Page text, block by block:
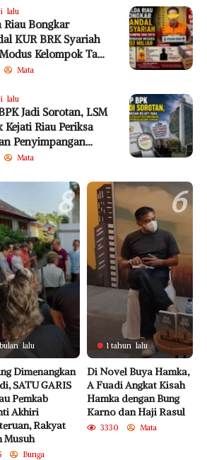
lalu
Riau Bongkar
KUR BRK Syariah
Kelompok Tani
Rugikan
Mata
lalu
Jadi Sorotan, LSM
Kejati Riau Periksa
Penyimpangan
Bedelau BRK
Mata
8
lalu
Dimenangkan
SATU GARIS
Pemkab
Akhiri
Rakyat
Musuh
Bunga
6
1 tahun lalu
Di Novel Buya Hamka,
A Fuadi Angkat Kisah
Hamka dengan Bung
Karno dan Haji Rasul
3330 Mata